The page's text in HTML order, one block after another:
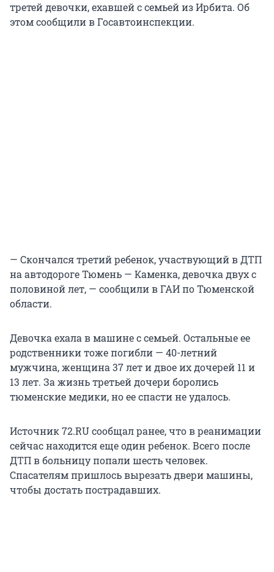
третей девочки, ехавшей с семьей из Ирбита. Об
этом сообщили в Госавтоинспекции.
— Скончался третий ребенок, участвующий в ДТП
на автодороге Тюмень — Каменка, девочка двух с
половиной лет, — сообщили в ГАИ по Тюменской
области.
Девочка ехала в машине с семьей. Остальные ее
родственники тоже погибли — 40-летний
мужчина, женщина 37 лет и двое их дочерей 11 и
13 лет. За жизнь третьей дочери боролись
тюменские медики, но ее спасти не удалось.
Источник 72.RU сообщал ранее, что в реанимации
сейчас находится еще один ребенок. Всего после
ДТП в больницу попали шесть человек.
Спасателям пришлось вырезать двери машины,
чтобы достать пострадавших.